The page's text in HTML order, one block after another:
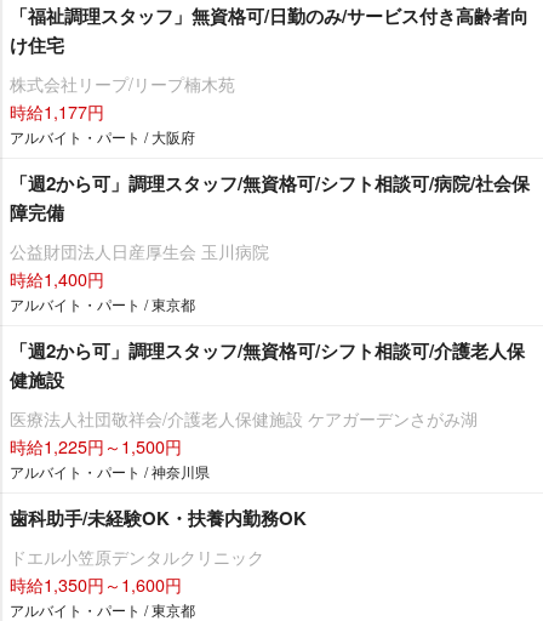
「福祉調理スタッフ」無資格可/日勤のみ/サービス付き高齢者向
け住宅
株式会社リープ/リープ楠木苑
時給1,177円
アルバイト・パート / 大阪府
「週2から可」調理スタッフ/無資格可/シフト相談可/病院/社会保
障完備
公益財団法人日産厚生会 玉川病院
時給1,400円
アルバイト・パート / 東京都
「週2から可」調理スタッフ/無資格可/シフト相談可/介護老人保
健施設
医療法人社団敬祥会/介護老人保健施設 ケアガーデンさがみ湖
時給1,225円～1,500円
アルバイト・パート / 神奈川県
歯科助手/未経験OK・扶養内勤務OK
ドエル小笠原デンタルクリニック
時給1,350円～1,600円
アルバイト・パート / 東京都